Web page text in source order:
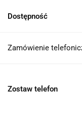
Dostępność
Zamówienie
Zostaw telefon